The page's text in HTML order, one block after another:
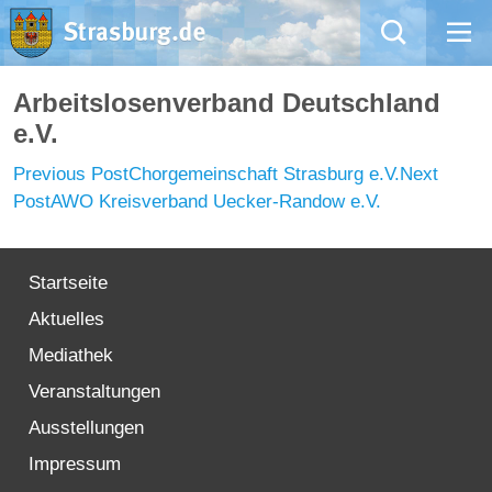
Mängelmeldung
Rathaus
Wirtschaft
Willkommen in Strasburg (Uckermark)
Arbeitslosenverband Deutschland
e.V.
Post
navigation
Previous PostChorgemeinschaft Strasburg e.V.Next
PostAWO Kreisverband Uecker-Randow e.V.
Startseite
Aktuelles
Mediathek
Veranstaltungen
Ausstellungen
Impressum